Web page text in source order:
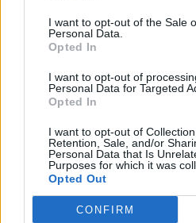
I want to opt-out of the Sale
Personal Data.
Opted In
I want to opt-out of
Personal Data for Targeted
Opted In
I want to opt-out of
Retention, Sale, and/or
Personal Data that Is
Purposes for which it was
Opted Out
CONFIRM
2026 m. rugpjūčio 6 d. 03:00
Lrytas.lt
Ketvirtadienį dieną lis
smarkiau ir su
perkūnijos, kruša